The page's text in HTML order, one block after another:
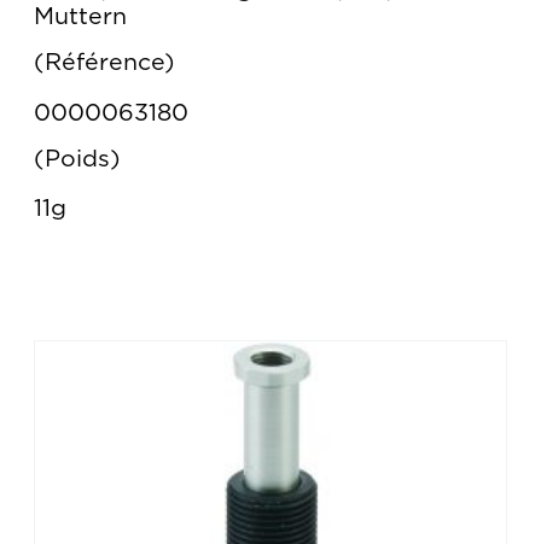
Muttern
Référence
0000063180
Poids
11g